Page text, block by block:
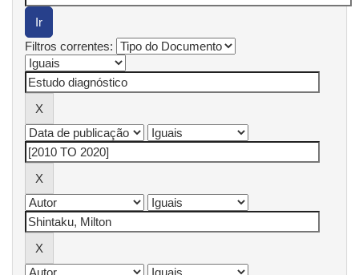
Filtros correntes: